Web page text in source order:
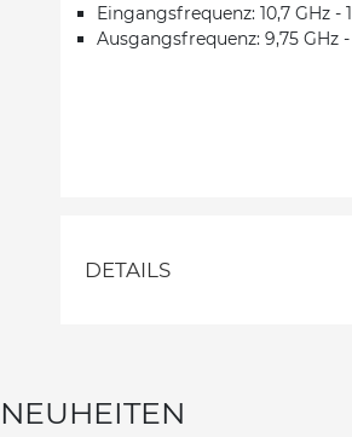
Eingangsfrequenz: 10,7 GHz -
Ausgangsfrequenz: 9,75 GHz -
DETAILS
NEUHEITEN